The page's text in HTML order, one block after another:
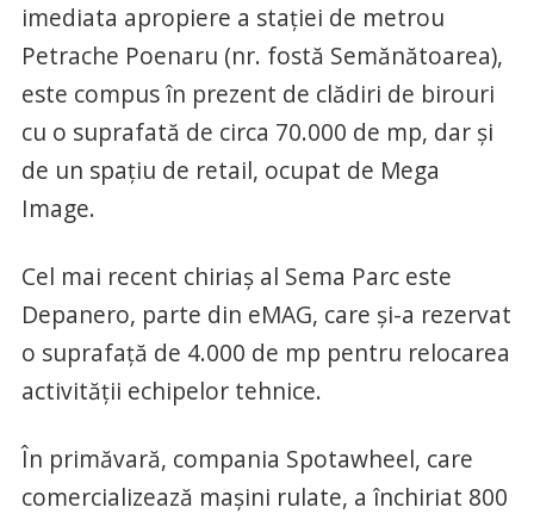
imediata apropiere a stației de metrou
Petrache Poenaru (nr. fostă Semănătoarea),
este compus în prezent de clădiri de birouri
cu o suprafată de circa 70.000 de mp, dar și
de un spațiu de retail, ocupat de Mega
Image.
Cel mai recent chiriaș al Sema Parc este
Depanero, parte din eMAG, care și-a rezervat
o suprafață de 4.000 de mp pentru relocarea
activității echipelor tehnice.
În primăvară, compania Spotawheel, care
comercializează mașini rulate, a închiriat 800